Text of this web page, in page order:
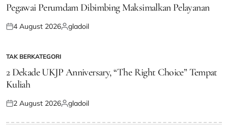
IN
Pegawai Perumdam Dibimbing Maksimalkan Pelayanan
Posted
4 August 2026Posted
gladoil
POSTED
TAK BERKATEGORI
2 Dekade UKJP Anniversary, “The Right Choice” Tempat
Kuliah
Posted
2 August 2026Posted
gladoil